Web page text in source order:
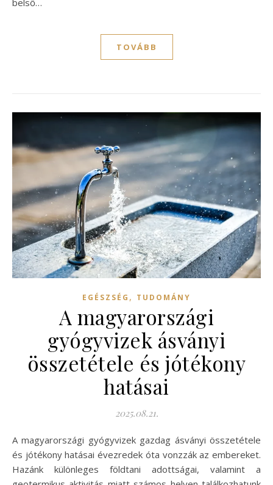
belső…
TOVÁBB
EGÉSZSÉG , TUDOMÁNY
A magyarországi
gyógyvizek ásványi
összetétele és jótékony
hatásai
2025.08.21.
A magyarországi gyógyvizek gazdag ásványi összetétele
és jótékony hatásai évezredek óta vonzzák az embereket.
Hazánk különleges földtani adottságai, valamint a